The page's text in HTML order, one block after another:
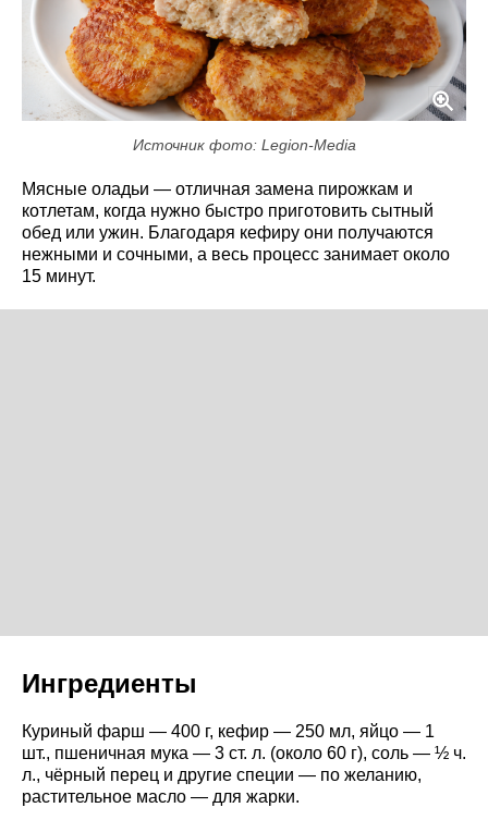
Источник фото: Legion-Media
Мясные оладьи — отличная замена пирожкам и
котлетам, когда нужно быстро приготовить сытный
обед или ужин. Благодаря кефиру они получаются
нежными и сочными, а весь процесс занимает около
15 минут.
Ингредиенты
Куриный фарш — 400 г, кефир — 250 мл, яйцо — 1
шт., пшеничная мука — 3 ст. л. (около 60 г), соль — ½ ч.
л., чёрный перец и другие специи — по желанию,
растительное масло — для жарки.